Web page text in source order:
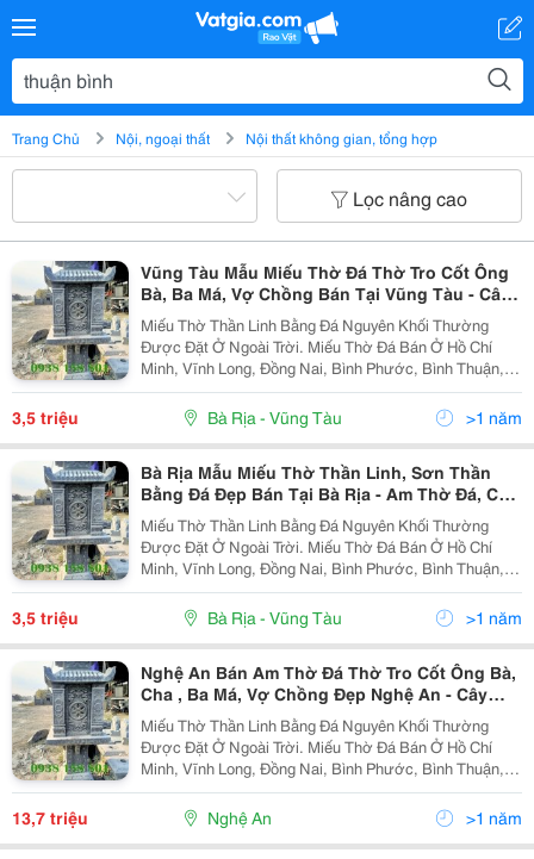
Trang Chủ Nội, ngoại thất Nội thất không gian, tổng hợp
Lọc nâng cao
Vũng Tàu Mẫu Miếu Thờ Đá Thờ Tro Cốt Ông
Bà, Ba Má, Vợ Chồng Bán Tại Vũng Tàu - Cây
Hương Đá, Am Thờ Đá Ngoài Sân.
Miếu Thờ Thần Linh Bằng Đá Nguyên Khối Thường
Được Đặt Ở Ngoài Trời. Miếu Thờ Đá Bán Ở Hồ Chí
Minh, Vĩnh Long, Đồng Nai, Bình Phước, Bình Thuận,
Bình Dương, Long An, Tiền Giang, Đồng Tháp, Tây
Ninh, Quảng Ngãi, Lâm Đồng, Gia Lai, Kontum, Trà
Vinh,...
3,5 triệu Bà Rịa - Vũng Tàu >1 năm
Bà Rịa Mẫu Miếu Thờ Thần Linh, Sơn Thần
Bằng Đá Đẹp Bán Tại Bà Rịa - Am Thờ Đá, Cây
Hương Đá, Bàn Thờ Thiên Đá.
Miếu Thờ Thần Linh Bằng Đá Nguyên Khối Thường
Được Đặt Ở Ngoài Trời. Miếu Thờ Đá Bán Ở Hồ Chí
Minh, Vĩnh Long, Đồng Nai, Bình Phước, Bình Thuận,
Bình Dương, Long An, Tiền Giang, Đồng Tháp, Tây
Ninh, Quảng Ngãi, Lâm Đồng, Gia Lai, Kontum, Trà
Vinh,...
3,5 triệu Bà Rịa - Vũng Tàu >1 năm
Nghệ An Bán Am Thờ Đá Thờ Tro Cốt Ông Bà,
Cha , Ba Má, Vợ Chồng Đẹp Nghệ An - Cây
Hương Đá Không Mái Lăng Mộ, Nghĩa Trang.
Miếu Thờ Thần Linh Bằng Đá Nguyên Khối Thường
Được Đặt Ở Ngoài Trời. Miếu Thờ Đá Bán Ở Hồ Chí
Minh, Vĩnh Long, Đồng Nai, Bình Phước, Bình Thuận,
Bình Dương, Long An, Tiền Giang, Đồng Tháp, Tây
Ninh, Quảng Ngãi, Lâm Đồng, Gia Lai, Kontum, Trà
Vinh,...
13,7 triệu Nghệ An >1 năm